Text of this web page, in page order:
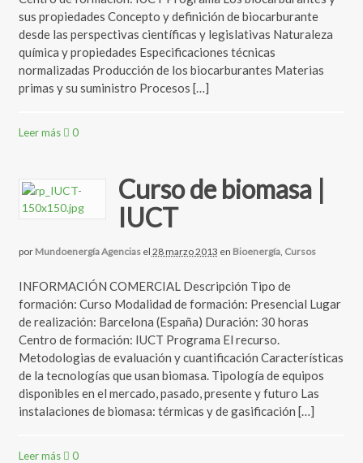
sus propiedades Concepto y definición de biocarburante
desde las perspectivas científicas y legislativas Naturaleza
química y propiedades Especificaciones técnicas
normalizadas Producción de los biocarburantes Materias
primas y su suministro Procesos […]
Leer más 0
Curso de biomasa |
IUCT
por Mundoenergía Agencias el 28 marzo 2013 en Bioenergía, Cursos
INFORMACIÓN COMERCIAL Descripción Tipo de
formación: Curso Modalidad de formación: Presencial Lugar
de realización: Barcelona (España) Duración: 30 horas
Centro de formación: IUCT Programa El recurso.
Metodologias de evaluación y cuantificación Características
de la tecnologías que usan biomasa. Tipología de equipos
disponibles en el mercado, pasado, presente y futuro Las
instalaciones de biomasa: térmicas y de gasificación […]
Leer más 0